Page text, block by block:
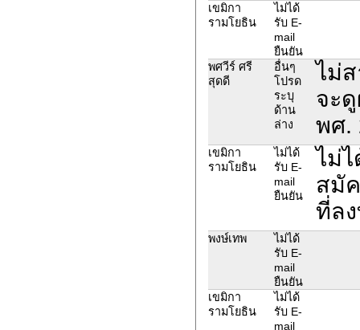
เขมิกา
รามโยธิน
ไม่ได้
รับ E-
mail
ยืนยัน
พศวีร์ ศรี
สุดดี
อื่นๆ
โปรด
ระบุ
ด้าน
ล่าง
ไม่
จะ
พศ.
เขมิกา
รามโยธิน
ไม่ได้
รับ E-
mail
ยืนยัน
ไม่
สมั
ที่ล
พงษ์เทพ
ไม่ได้
รับ E-
mail
ยืนยัน
เขมิกา
รามโยธิน
ไม่ได้
รับ E-
mail